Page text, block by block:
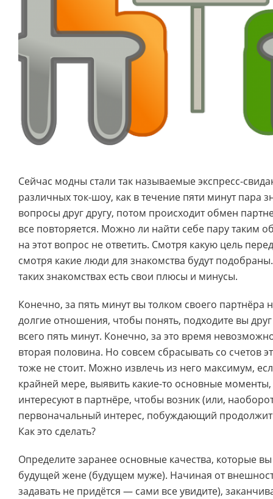
Сейчас модны стали так называемые экспресс-
различных ток-шоу, как в течение пяти минут пара
вопросы друг другу, потом происходит обмен
все повторяется. Можно ли найти себе пару таким
на этот вопрос не ответить. Смотря какую цель
смотря какие люди для знакомства будут
таких знакомствах есть свои плюсы и минусы.
Конечно, за пять минут вы толком своего партнёра
долгие отношения, чтобы понять, подходите вы
всего пять минут. Конечно, за это время
вторая половина. Но совсем сбрасывать со счетов
тоже не стоит. Можно извлечь из него максимум,
крайней мере, выявить какие-то основные
интересуют в партнёре, чтобы возник (или,
первоначальный интерес, побуждающий
Как это сделать?
Определите заранее основные качества, которые вы
будущей жене (будущем муже). Начиная от
задавать не придётся — сами все увидите),